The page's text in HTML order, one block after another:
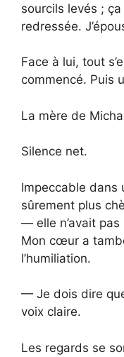
sourcils levés ;
redressée.
Face à lui, tout
commencé. Puis
La mère de
Silence net.
Impeccable
sûrement plus
— elle n’avait pas
Mon cœur a
l’humiliation.
— Je dois dire
voix claire.
Les regards se